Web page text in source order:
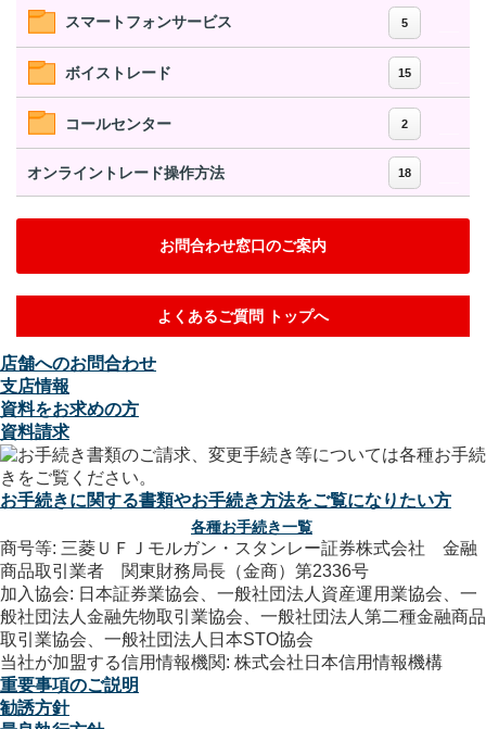
スマートフォンサービス 5
ボイストレード 15
コールセンター 2
オンライントレード操作方法 18
お問合わせ窓口のご案内
よくあるご質問 トップへ
店舗へのお問合わせ
支店情報
資料をお求めの方
資料請求
お手続きに関する書類やお手続き方法をご覧になりたい方
各種お手続き一覧
商号等: 三菱ＵＦＪモルガン・スタンレー証券株式会社 金融
商品取引業者 関東財務局長（金商）第2336号
加入協会: 日本証券業協会、一般社団法人資産運用業協会、一
般社団法人金融先物取引業協会、一般社団法人第二種金融商品
取引業協会、一般社団法人日本STO協会
当社が加盟する信用情報機関: 株式会社日本信用情報機構
重要事項のご説明
勧誘方針